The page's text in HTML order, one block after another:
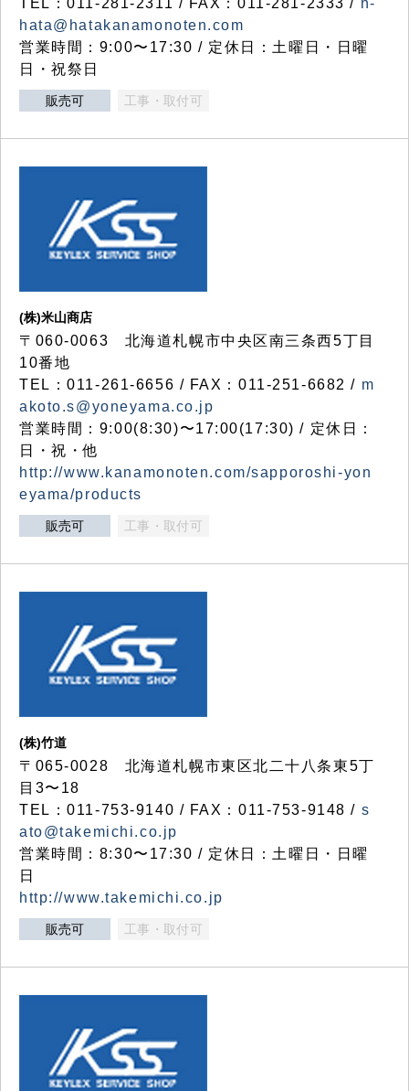
TEL：011-281-2311 / FAX：011-281-2333 / h-
hata@hatakanamonoten.com
営業時間：9:00〜17:30 / 定休日：土曜日・日曜
日・祝祭日
販売可 工事・取付可
(株)米山商店
〒060-0063 北海道札幌市中央区南三条西5丁目
10番地
TEL：011-261-6656 / FAX：011-251-6682 / m
akoto.s@yoneyama.co.jp
営業時間：9:00(8:30)〜17:00(17:30) / 定休日：
日・祝・他
http://www.kanamonoten.com/sapporoshi-yon
eyama/products
販売可 工事・取付可
(株)竹道
〒065-0028 北海道札幌市東区北二十八条東5丁
目3〜18
TEL：011-753-9140 / FAX：011-753-9148 / s
ato@takemichi.co.jp
営業時間：8:30〜17:30 / 定休日：土曜日・日曜
日
http://www.takemichi.co.jp
販売可 工事・取付可